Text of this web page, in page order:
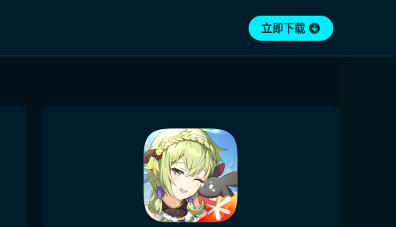
立即下载